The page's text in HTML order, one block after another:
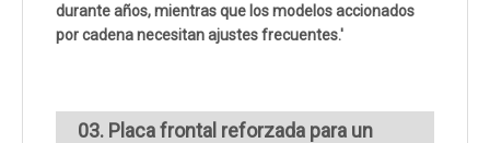
durante años, mientras que los modelos accionados
por cadena necesitan ajustes frecuentes.'
03. Placa frontal reforzada para un